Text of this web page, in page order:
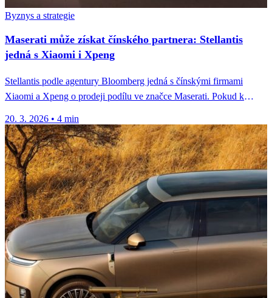
Byznys a strategie
Maserati může získat čínského partnera: Stellantis
jedná s Xiaomi i Xpeng
Stellantis podle agentury Bloomberg jedná s čínskými firmami
Xiaomi a Xpeng o prodeji podílu ve značce Maserati. Pokud k
20. 3. 2026 • 4 min